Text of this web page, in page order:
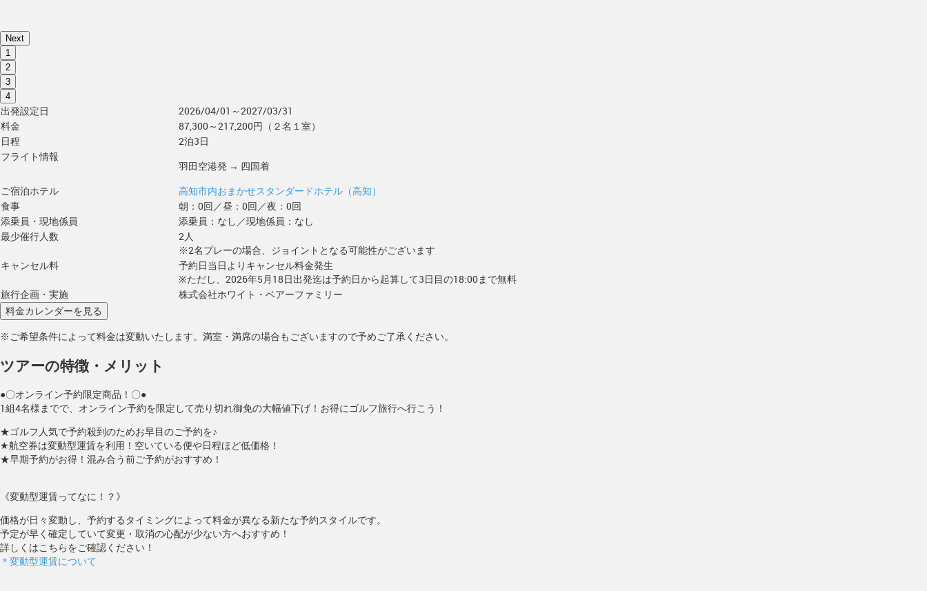
Next
1
2
3
4
出発設定日
2026/04/01～2027/03/31
料金
87,300～217,200円（２名１室）
日程
2泊3日
フライト情報
羽田空港発 → 四国着
ご宿泊ホテル
高知市内おまかせスタンダードホテル（高知）
食事
朝：0回／昼：0回／夜：0回
添乗員・現地係員
添乗員：なし／現地係員：なし
最少催行人数
2人
※2名プレーの場合、ジョイントとなる可能性がございます
キャンセル料
予約日当日よりキャンセル料金発生
※ただし、2026年5月18日出発迄は予約日から起算して3日目の18:00まで無料
旅行企画・実施
株式会社ホワイト・ベアーファミリー
※ご希望条件によって料金は変動いたします。満室・満席の場合もございますので予めご了承ください。
ツアーの特徴・メリット
●〇オンライン予約限定商品！〇●
1組4名様までで、オンライン予約を限定して売り切れ御免の大幅値下げ！お得にゴルフ旅行へ行こう！
★ゴルフ人気で予約殺到のためお早目のご予約を♪
★航空券は変動型運賃を利用！空いている便や日程ほど低価格！
★早期予約がお得！混み合う前ご予約がおすすめ！
《変動型運賃ってなに！？》
価格が日々変動し、予約するタイミングによって料金が異なる新たな予約スタイルです。
予定が早く確定していて変更・取消の心配が少ない方へおすすめ！
詳しくはこちらをご確認ください！
＊変動型運賃について